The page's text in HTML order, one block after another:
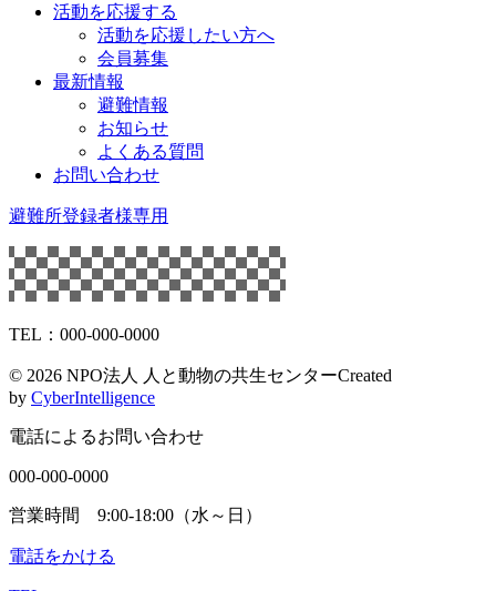
活動を応援する
活動を応援したい方へ
会員募集
最新情報
避難情報
お知らせ
よくある質問
お問い合わせ
避難所登録者様専用
TEL：000-000-0000
© 2026 NPO法人 人と動物の共生センターCreated
by CyberIntelligence
電話によるお問い合わせ
000-000-0000
営業時間 9:00-18:00（水～日）
電話をかける